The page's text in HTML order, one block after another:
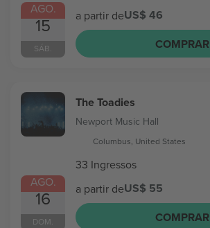
AGO.
15
SÁB.
a partir deUS$ 46
COMPRAR
AGO.
16
DOM.
The Toadies
Newport Music Hall
Columbus, United States
33 Ingressos
a partir deUS$ 55
COMPRAR